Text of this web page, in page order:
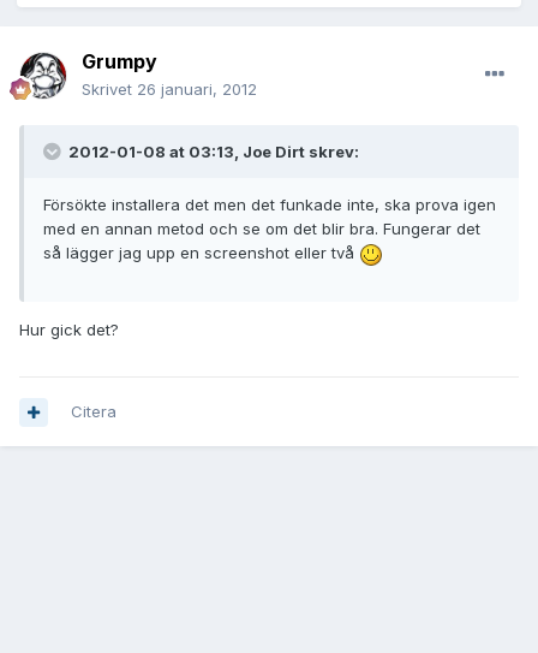
Grumpy
Skrivet 26 januari, 2012
2012-01-08 at 03:13, Joe Dirt skrev:
Försökte installera det men det funkade inte, ska prova igen
med en annan metod och se om det blir bra. Fungerar det
så lägger jag upp en screenshot eller två
Hur gick det?
Citera